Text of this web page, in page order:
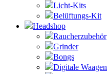
Licht-Kits
Belüftungs-Kit
Headshop
Raucherzubehör
Grinder
Bongs
Digitale Waagen